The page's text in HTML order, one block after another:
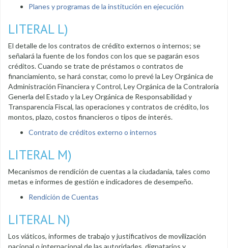
Planes y programas de la institución en ejecución
LITERAL L)
El detalle de los contratos de crédito externos o internos; se
señalará la fuente de los fondos con los que se pagarán esos
créditos. Cuando se trate de préstamos o contratos de
financiamiento, se hará constar, como lo prevé la Ley Orgánica de
Administración Financiera y Control, Ley Orgánica de la Contraloría
Generla del Estado y la Ley Orgánica de Responsabilidad y
Transparencia Fiscal, las operaciones y contratos de crédito, los
montos, plazo, costos financieros o tipos de interés.
Contrato de créditos externo o internos
LITERAL M)
Mecanismos de rendición de cuentas a la ciudadanía, tales como
metas e informes de gestión e indicadores de desempeño.
Rendición de Cuentas
LITERAL N)
Los viáticos, informes de trabajo y justificativos de movilización
nacional o internacional de las autoridades, dignatarios y